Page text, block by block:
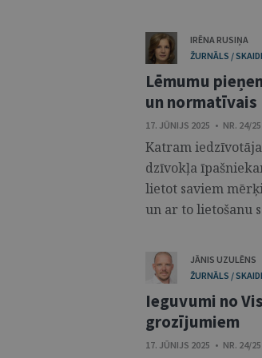
IRĒNA RUSIŅA
ŽURNĀLS /
Lēmumu
un
17. JŪNIJS 2025 • NR. 24/
Katram
dzīvokļa
lietot saviem
un ar to lietošanu
JĀNIS UZULĒNS
ŽURNĀLS /
Ieguvumi no
grozījumiem
17. JŪNIJS 2025 • NR. 24/